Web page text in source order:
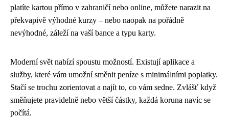
platíte kartou přímo v zahraničí nebo online, můžete narazit na
překvapivě výhodné kurzy – nebo naopak na pořádně
nevýhodné, záleží na vaší bance a typu karty.
Moderní svět nabízí spoustu možností. Existují aplikace a
služby, které vám umožní směnit peníze s minimálními poplatky.
Stačí se trochu zorientovat a najít to, co vám sedne. Zvlášť když
směňujete pravidelně nebo větší částky, každá koruna navíc se
počítá.